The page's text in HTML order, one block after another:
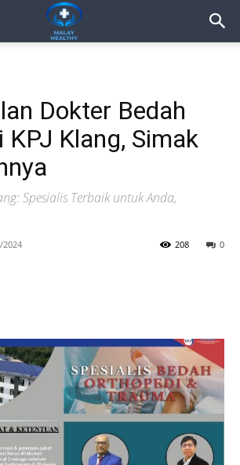
Dokter Bedah
KPJ Klang, Simak
Spesialis Terbaik untuk Anda,
2024 0
208